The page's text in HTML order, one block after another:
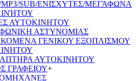
MP3/SUB/ΕΝΙΣΧΥΤΕΣ/ΜΕΓΆΦΩΝΑ
ΑΥΤΟΚΙΝΗΤΟΥ
ΑΣΤΥΝΟΜΙΑΣ
ΓΕΝΙΚΟΥ ΕΞΟΠΛΙΣΜΟΥ
ΑΥΤΟΚΙΝΗΤΟΥ
ΓΡΑΦΕΙΟΥ+